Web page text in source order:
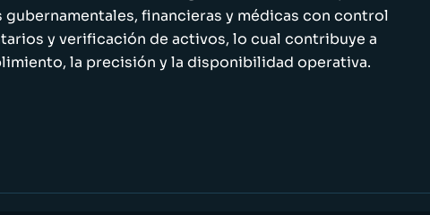
gubernamentales, financieras y médicas con control
y verificación de activos, lo cual contribuye a
la precisión y la disponibilidad operativa.